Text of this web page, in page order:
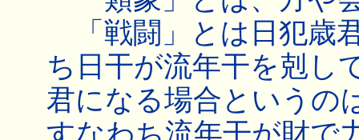
「戦闘」とは日犯歳
ち日干が流年干を剋し
君になる場合というの
すなわち流年干が財で